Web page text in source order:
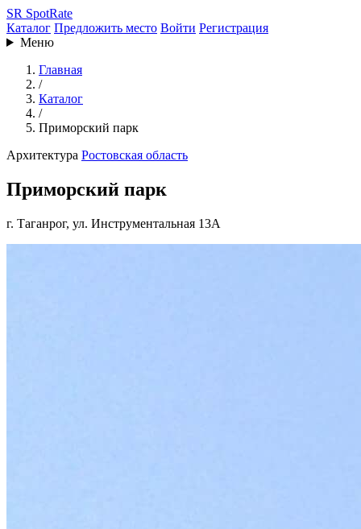
SR SpotRate
Каталог Предложить место Войти Регистрация
Меню
Главная
/
Каталог
/
Приморский парк
Архитектура Ростовская область
Приморский парк
г. Таганрог, ул. Инструментальная 13А